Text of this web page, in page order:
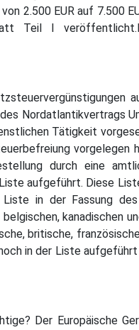
2.500 EUR auf 7.500
Teil I
Nordatlantikvertrags
Tätigkeit
durch eine
aufgeführt. Diese
in der Fassung des
kanadischen
britische,
in der Liste
Der Europäische